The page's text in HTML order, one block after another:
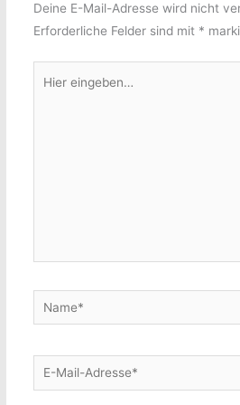
Deine E-Mail-Adresse wird nicht
Erforderliche Felder sind mit *
eingeben…
Name*
E-
Mail-